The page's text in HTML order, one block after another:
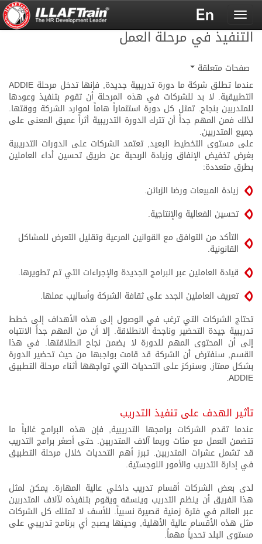
Toggle
navigation
التنفيذ في مرحلة العمل
صفحات متعلقة
عندما تطلق شركة ما دورة تدريبية جديدة, فإنها تدخل مرحلة ADDIE
التطبيقية. لا بد للشركات في هذه المرحلة أن تقوم بتنفيذ وعودها
للمتدربين بنجاح. تمثل كل دورة استثماراً هاماً لموارد الشركة ووقتها.
لذلك فمن المهم جداً أن تترك الدورة التدريبية أثراً عميق المعنى على
جميع المتدربين.
على مستوى التخطيط البعيد, تعتمد الشركات على الدورات التدريبية
بغرض تخفيض الإنفاق وزيادة الربحية عن طريق تحسين أداء العاملين
بطرق متعددة:
زيادة المبيعات ورضا الزبائن.
تحسين الفعالية والإنتاجية.
التأكد من التوافق مع القوانين المرعية وتقليل التعرض للمشاكل
القانونية.
قيادة العاملين عبر البرامج الجديدة والإجراءات التي تم تطويرها.
تعريف العاملين الجدد على ثقافة الشركة وأساليب عملها.
تحتاج الشركات التي ترغب في الوصول إلى هذه الأهداف إلى خطط
تدريبية جيدة التحضير وناجحة الانطلاقة. إلا أن من المهم جداً الانتباه
إلى أن المحتوى المهم للدورة لا يضمن نجاح انطلاقتها. في هذا
القسم, سنفترض أن الشركة قد قامت بواجبها من حيث تحضير الدورة
بشكل ممتاز, وسنركز على التحديات التي تواجهها أثناء مرحلة التطبيق
ADDIE.
تأثير الهدف على تنفيذ التدريب
عندما تقدم الشركات برامجها التدريبية, فإن هذه البرامج غالباً ما
تتضمن العمل مع مئات وربما آلاف المتدربين. حتى أصغر برامج التدريب
قد تشمل عشرات المتدربين. تبرز أهم التحديات خلال مرحلة التطبيق
في إدارة التدريب والأمور اللوجستية.
لدى بعض الشركات أقسام تدريب داخلي عالية المهارة. يمكن لمثل
هذا الفريق أن ينظم التدريب وينسقه ويقوم بتنفيذه لآلاف المتدربين
عبر العالم في فترة زمنية قصيرة نسبياً. للأسف لا تمتلك كل الشركات
مثل هذه الأقسام عالية الأهلية, وحينها يصبح أي برنامج تدريبي على
مستوى البلد تحدياً مهماً.